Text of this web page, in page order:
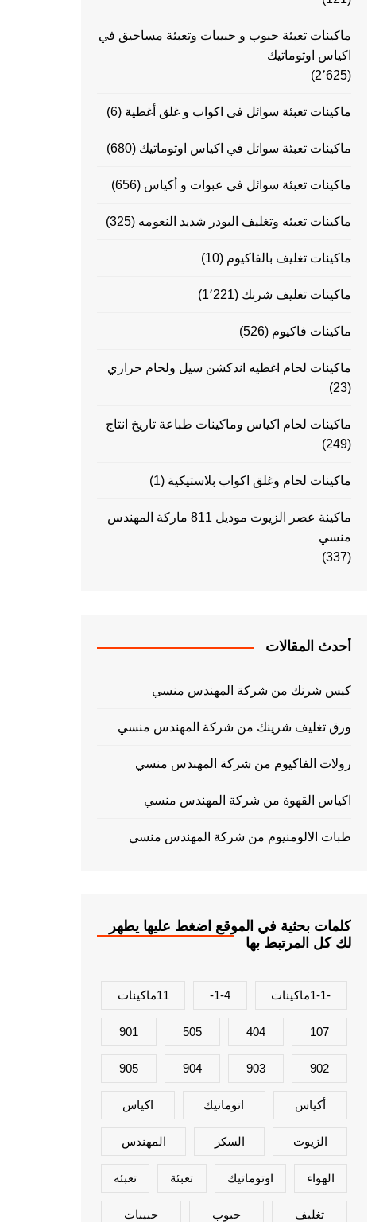
ماكينات تعبئة حبوب و حبيبات وتعبئة مساحيق في
اكياس اوتوماتيك
(2٬625)
ماكينات تعبئة سوائل فى اكواب و غلق أغطية (6)
ماكينات تعبئة سوائل في اكياس اوتوماتيك (680)
ماكينات تعبئة سوائل في عبوات و أكياس (656)
ماكينات تعبئه وتغليف البودر شديد النعومه (325)
ماكينات تغليف بالفاكيوم (10)
ماكينات تغليف شرنك (1٬221)
ماكينات فاكيوم (526)
ماكينات لحام اغطيه اندكشن سيل ولحام حراري
(23)
ماكينات لحام اكياس وماكينات طباعة تاريخ انتاج
(249)
ماكينات لحام وغلق اكواب بلاستيكية (1)
ماكينة عصر الزيوت موديل 811 ماركة المهندس
منسي
(337)
أحدث المقالات
كيس شرنك من شركة المهندس منسي
ورق تغليف شرينك من شركة المهندس منسي
رولات الفاكيوم من شركة المهندس منسي
اكياس القهوة من شركة المهندس منسي
طبات الالومنيوم من شركة المهندس منسي
كلمات بحثية في الموقع اضغط عليها يطهر
لك كل المرتبط بها
-1-1ماكينات 1-4- 11ماكينات
107
404
505
901
902
903
904
905
أكياس اتوماتيك اكياس
الزيوت السكر المهندس
الهواء اوتوماتيك تعبئة تعبئه
تغليف حبوب حبيبات